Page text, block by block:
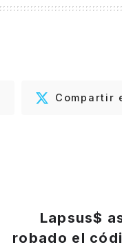
Compartir
Lapsus$
robado el